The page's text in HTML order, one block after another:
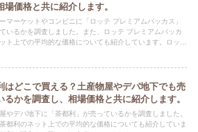
場価格と共に紹介します。
マーケットやコンビニに「ロッテ プレミアムバッカス」
いるかを調査しました。また、ロッテ プレミアムバッカ
ト上での平均的な価格についても紹介しています。ロッテ
はどこで買える？土産物屋やデパ地下でも売
るかを調査し、相場価格と共に紹介します。
やデパ地下に「茶都利」が売っているかを調査しました。
都利のネット上での平均的な価格についても紹介していま